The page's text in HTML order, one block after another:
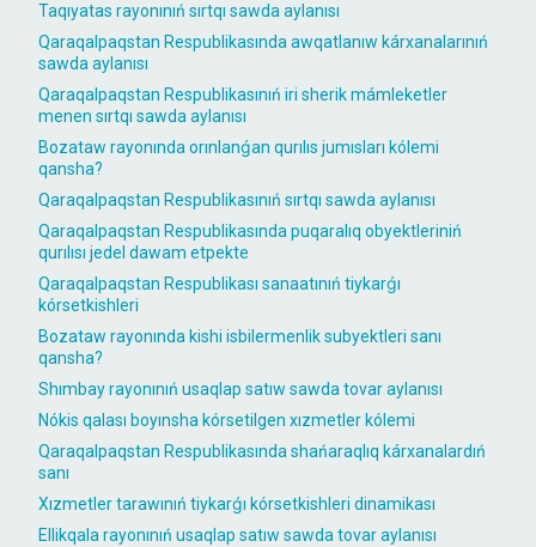
Taqıyatas rayonınıń sırtqı sawda aylanısı
Qaraqalpaqstan Respublikasında awqatlanıw kárxanalarınıń
sawda aylanısı
Qaraqalpaqstan Respublikasınıń iri sherik mámleketler
menen sırtqı sawda aylanısı
Bozataw rayonında orınlanǵan qurılıs jumısları kólemi
qansha?
Qaraqalpaqstan Respublikasınıń sırtqı sawda aylanısı
Qaraqalpaqstan Respublikasında puqaralıq obyektleriniń
qurılısı jedel dawam etpekte
Qaraqalpaqstan Respublikası sanaatınıń tiykarǵı
kórsetkishleri
Bozataw rayonında kishi isbilermenlik subyektleri sanı
qansha?
Shımbay rayonınıń usaqlap satıw sawda tovar aylanısı
Nókis qalası boyınsha kórsetilgen xızmetler kólemi
Qaraqalpaqstan Respublikasında shańaraqlıq kárxanalardıń
sanı
Xızmetler tarawınıń tiykarǵı kórsetkishleri dinamikası
Ellikqala rayonınıń usaqlap satıw sawda tovar aylanısı